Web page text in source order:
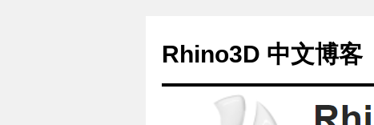
Rhino3D 中文博客